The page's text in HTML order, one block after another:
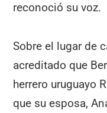
reconoció su voz.
Sobre el lugar de
acreditado que
herrero uruguayo
que su esposa,